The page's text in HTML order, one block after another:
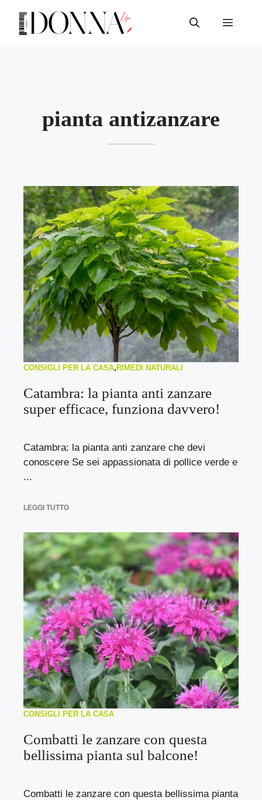
contenuto
Menu
pianta antizanzare
CONSIGLI PER LA CASA, RIMEDI NATURALI
Catambra: la pianta anti zanzare
super efficace, funziona davvero!
Catambra: la pianta anti zanzare che devi
conoscere Se sei appassionata di pollice verde e
...
LEGGI TUTTO
CONSIGLI PER LA CASA
Combatti le zanzare con questa
bellissima pianta sul balcone!
Combatti le zanzare con questa bellissima pianta